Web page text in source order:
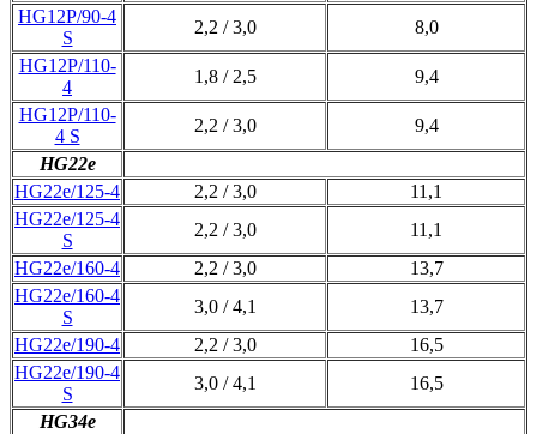
HG12P/90-4
S
2,2 / 3,0
8,0
HG12P/110-
4
1,8 / 2,5
9,4
HG12P/110-
4 S
2,2 / 3,0
9,4
HG22e
HG22e/125-4
2,2 / 3,0
11,1
HG22e/125-4
S
2,2 / 3,0
11,1
HG22e/160-4
2,2 / 3,0
13,7
HG22e/160-4
S
3,0 / 4,1
13,7
HG22e/190-4
2,2 / 3,0
16,5
HG22e/190-4
S
3,0 / 4,1
16,5
HG34e